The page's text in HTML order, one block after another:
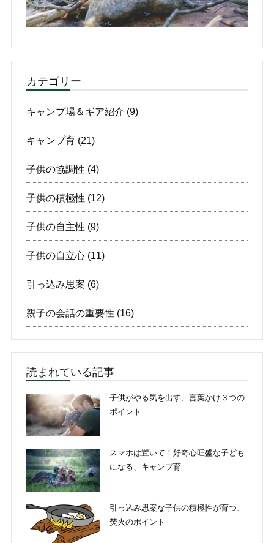
カテゴリー
キャンプ場＆ギア紹介 (9)
キャンプ育(21)
子供の協調性 (4)
子供の積極性 (12)
子供の自主性 (9)
子供の自立心(11)
引っ込み思案 (6)
親子の会話の重要性 (16)
読まれている記事
子供がやる気を出す、言葉かけ３つの
ポイント
スマホは置いて！好奇心旺盛な子ども
になる、キャンプ育
引っ込み思案な子供の積極性が育つ、
焚火のポイント